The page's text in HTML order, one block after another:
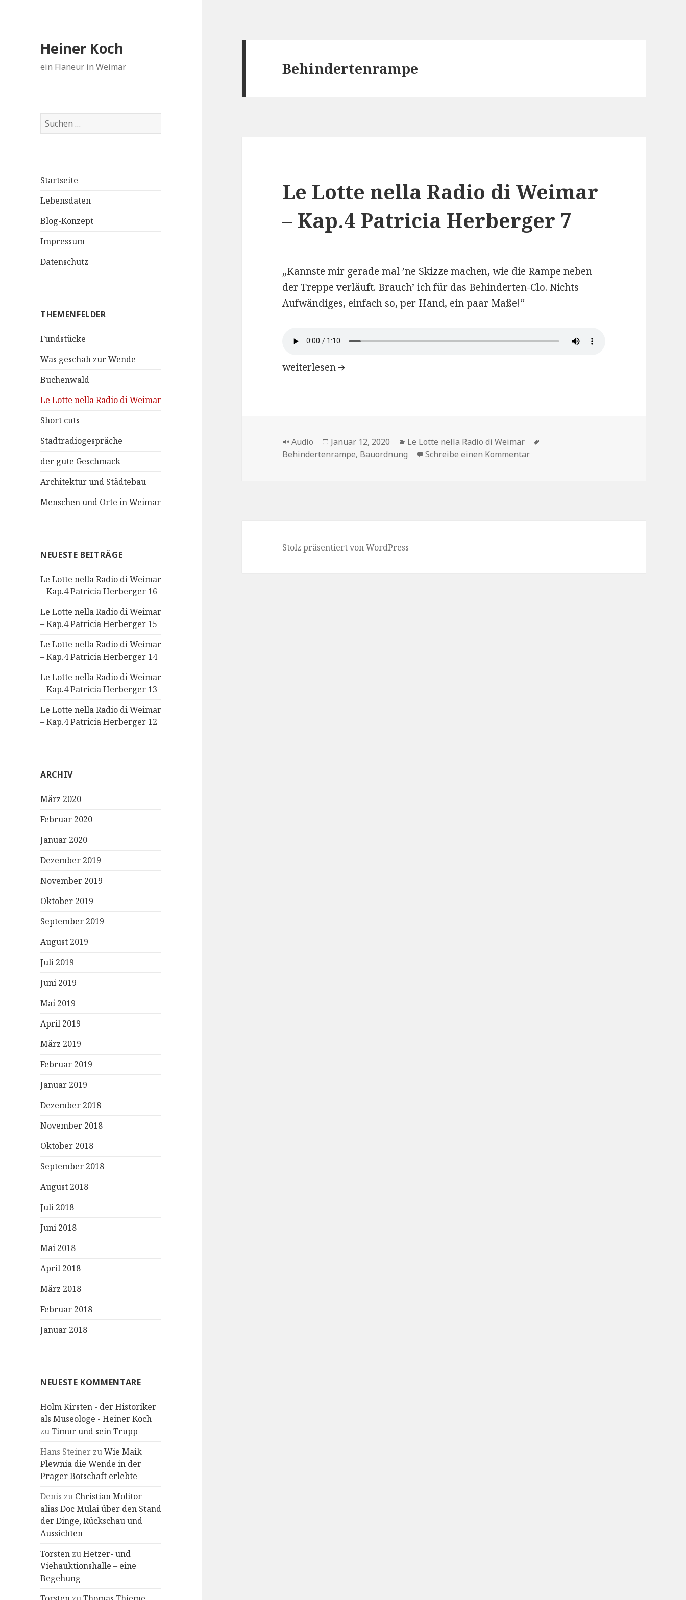
Heiner Koch
ein Flaneur in Weimar
Suchen
nach:
Startseite
Lebensdaten
Blog-Konzept
Impressum
Datenschutz
THEMENFELDER
Fundstücke
Was geschah zur Wende
Buchenwald
Le Lotte nella Radio di Weimar
Short cuts
Stadtradiogespräche
der gute Geschmack
Architektur und Städtebau
Menschen und Orte in Weimar
NEUESTE BEITRÄGE
Le Lotte nella Radio di Weimar
– Kap.4 Patricia Herberger 16
Le Lotte nella Radio di Weimar
– Kap.4 Patricia Herberger 15
Le Lotte nella Radio di Weimar
– Kap.4 Patricia Herberger 14
Le Lotte nella Radio di Weimar
– Kap.4 Patricia Herberger 13
Le Lotte nella Radio di Weimar
– Kap.4 Patricia Herberger 12
ARCHIV
März 2020
Februar 2020
Januar 2020
Dezember 2019
November 2019
Oktober 2019
September 2019
August 2019
Juli 2019
Juni 2019
Mai 2019
April 2019
März 2019
Februar 2019
Januar 2019
Dezember 2018
November 2018
Oktober 2018
September 2018
August 2018
Juli 2018
Juni 2018
Mai 2018
April 2018
März 2018
Februar 2018
Januar 2018
NEUESTE KOMMENTARE
Holm Kirsten - der Historiker
als Museologe - Heiner Koch
zuTimur und sein Trupp
Hans Steiner zuWie Maik
Plewnia die Wende in der
Prager Botschaft erlebte
Denis zu Christian Molitor
alias Doc Mulai über den Stand
der Dinge, Rückschau und
Aussichten
Torsten zuHetzer- und
Viehauktionshalle – eine
Begehung
Behindertenrampe
Le Lotte nella Radio di Weimar
– Kap.4 Patricia Herberger 7
„Kannste mir gerade mal ’ne Skizze machen, wie die Rampe neben
der Treppe verläuft. Brauch’ ich für das Behinderten-Clo. Nichts
Aufwändiges, einfach so, per Hand, ein paar Maße!“
Le Lotte nella Radio di Weimar – Kap.4 Patricia Herberger 7
weiterlesen
Format
Audio
Veröffentlicht
am
Januar 12, 2020 Kategorien
Le Lotte nella Radio di Weimar
Behindertenrampe, Bauordnung Schreibe einen Kommentarzu Le Lotte nella Radio di Weimar –
Stolz präsentiert von WordPress